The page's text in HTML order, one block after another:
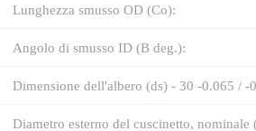
Lunghezza smusso OD (Co):
Angolo di smusso ID (B deg.):
Dimensione dell'albero (ds) - 30 -0.065 / -
Diametro esterno del cuscinetto, nominale